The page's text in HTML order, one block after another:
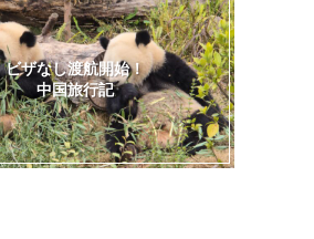
ビザなし渡航開始！
中国旅行記